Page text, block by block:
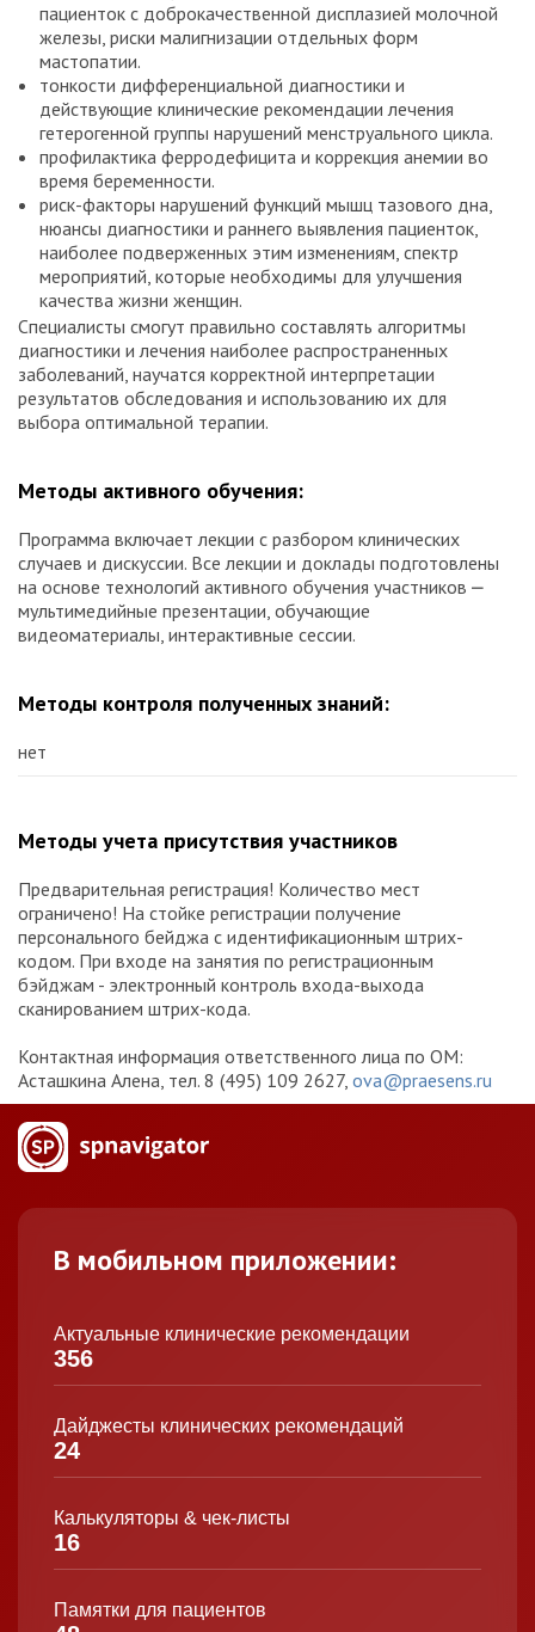
пациенток с доброкачественной дисплазией молочной
железы, риски малигнизации отдельных форм
мастопатии.
тонкости дифференциальной диагностики и
действующие клинические рекомендации лечения
гетерогенной группы нарушений менструального цикла.
профилактика ферродефицита и коррекция анемии во
время беременности.
риск-факторы нарушений функций мышц тазового дна,
нюансы диагностики и раннего выявления пациенток,
наиболее подверженных этим изменениям, спектр
мероприятий, которые необходимы для улучшения
качества жизни женщин.
Специалисты смогут правильно составлять алгоритмы
диагностики и лечения наиболее распространенных
заболеваний, научатся корректной интерпретации
результатов обследования и использованию их для
выбора оптимальной терапии.
Методы активного обучения:
Программа включает лекции с разбором клинических
случаев и дискуссии. Все лекции и доклады подготовлены
на основе технологий активного обучения участников ⎼
мультимедийные презентации, обучающие
видеоматериалы, интерактивные сессии.
Методы контроля полученных знаний:
нет
Методы учета присутствия участников
Предварительная регистрация! Количество мест
ограничено! На стойке регистрации получение
персонального бейджа с идентификационным штрих-
кодом. При входе на занятия по регистрационным
бэйджам - электронный контроль входа-выхода
сканированием штрих-кода.
Контактная информация ответственного лица по ОМ:
Асташкина Алена, тел. 8 (495) 109 2627, ova@praesens.ru
В мобильном приложении:
Актуальные клинические рекомендации
356
Дайджесты клинических рекомендаций
24
Калькуляторы & чек-листы
16
Памятки для пациентов